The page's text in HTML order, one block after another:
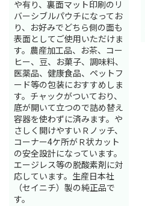
や有り、裏面マット印刷のリ
バーシブルパウチになってお
り、お好みでどちら側の面も
表面としてご使用いただけま
す。農産加工品、お茶、コー
ヒー、豆、お菓子、調味料、
医薬品、健康食品、ペットフ
ード等の包装におすすめしま
す。チャックがついており、
底が開いて立つので詰め替え
容器を使わずに済みます。や
さしく開けやすいＲノッチ、
コーナー4ケ所がＲ状カット
の安全設計になっています。
エージレス等の脱酸素剤に対
応しています。生産日本社
（セイニチ）製の純正品で
す。